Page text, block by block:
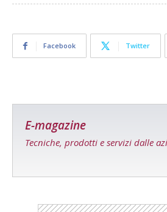
Facebook Twitter
E-magazine
Tecniche, prodotti e servizi dalle